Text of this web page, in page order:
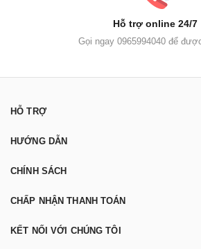
Hỗ trợ online 24/7
Gọi ngay 0965994040 để
HỖ TRỢ
HƯỚNG DẪN
CHÍNH SÁCH
CHẤP NHẬN THANH TOÁN
KẾT NỐI VỚI CHÚNG TÔI